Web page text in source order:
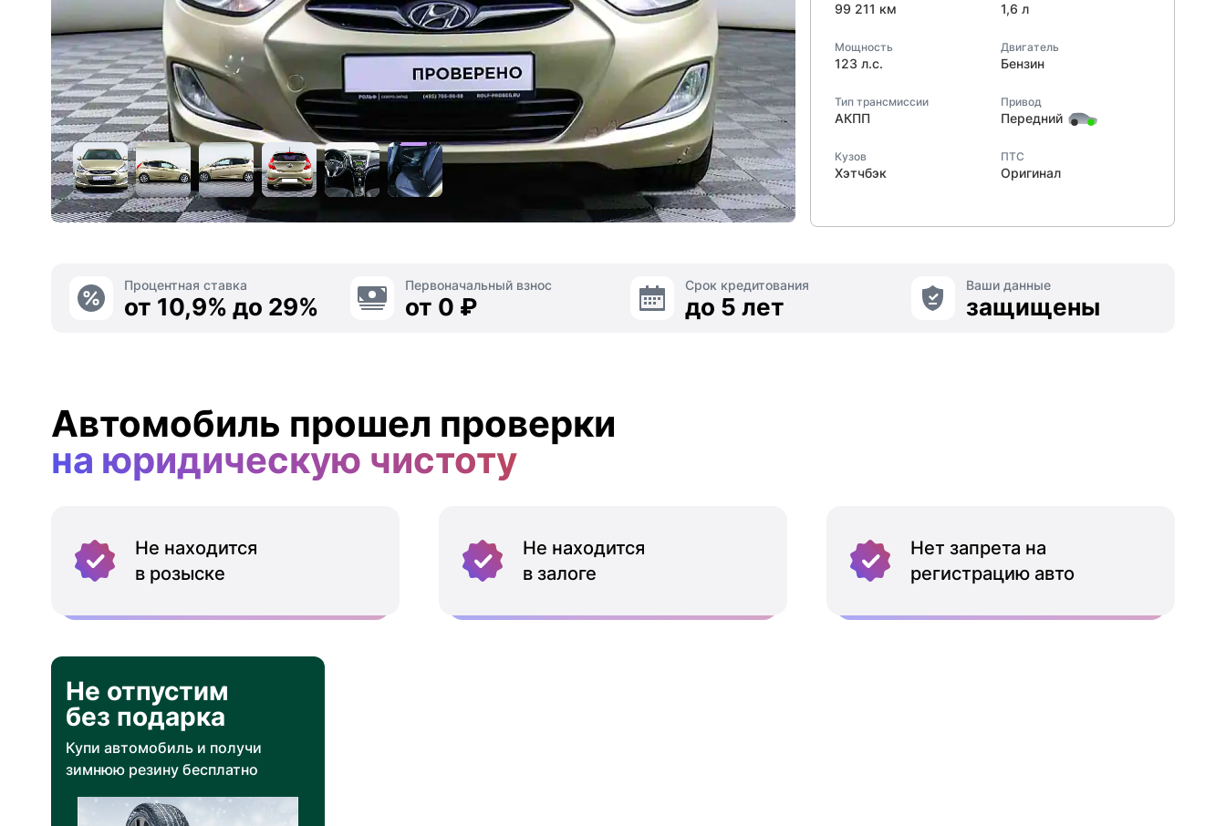
99 211 км 1,6 л
Мощность
123 л.с.
Двигатель
Бензин
Тип трансмиссии
АКПП
Привод
Передний
Кузов
Хэтчбэк
ПТС
Оригинал
Процентная ставка
от 10,9% до 29%
Первоначальный взнос
от 0 ₽
Срок кредитования
до 5 лет
Ваши данные
защищены
Автомобиль прошел проверки
на юридическую чистоту
Не находится
в розыске
Не находится
в залоге
Нет запрета на
регистрацию авто
Не отпустим
без подарка
Купи автомобиль и получи
зимнюю резину бесплатно